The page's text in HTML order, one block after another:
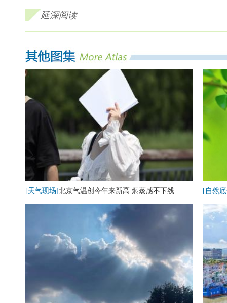
延深阅读
[天气现场]北京气温创今年来新高 焖蒸感不下线 [自然